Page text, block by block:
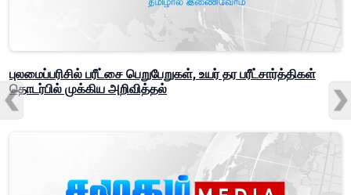
புலமைப்பரிசில் பரீட்சை பெறுபேறுகள், உயர் தர பரீட்சார்த்திகள்
தொடர்பில் முக்கிய அறிவித்தல்